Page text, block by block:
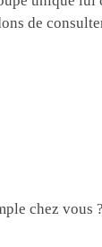
de
chez